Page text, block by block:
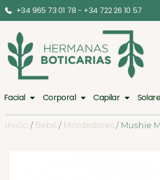
+34 965 73 01 78 - +34 722 26 10 57
Facial Corporal Capilar
Inicio / Bebé / Mordedores / Mushie